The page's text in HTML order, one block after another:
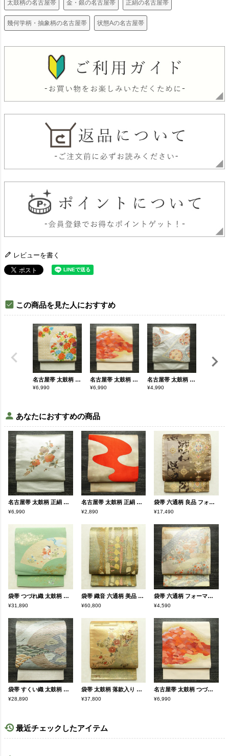
太鼓柄の名古屋帯 金・銀の名古屋帯 正絹の名古屋帯
幾何学柄・抽象柄の名古屋帯 状態Aの名古屋帯
レビューを書く
この商品を見た人におすすめ
名古屋帯 太鼓柄 正絹 花柄 松葉仕立て なごや帯 リサイクル帯 帯 金・銀
¥6,990
名古屋帯 太鼓柄 つづれ織 正絹 木の葉・植物柄 松葉仕立て なごや帯 リサイクル帯 帯 金糸 ベージュ
¥6,990
名古屋帯 太鼓柄 正絹 古典柄 名古屋仕立て なごや帯 リサイクル帯 帯 雪輪 引箔 金糸 金・銀
¥4,990
あなたにおすすめの商品
名古屋帯 太鼓柄 正絹 花柄 名古屋仕立て なごや帯 リサイクル帯 帯 箔 金彩 シンプル 金・銀
¥6,990
名古屋帯 太鼓柄 正絹 流水・波柄 名古屋仕立て 金・銀
¥2,890
袋帯 六通柄 良品 フォーマル用 正絹 幾何学柄・抽象柄 箔 金糸 帯 金・銀
¥17,490
袋帯 つづれ織 太鼓柄 美品 フォーマル用 正絹 人物・動物柄 箔 帯 入学式 卒業式 パステルカラー 金通し 緑・うぐいす色
¥31,890
袋帯 織音 六通柄 美品 フォーマル用 正絹 幾何学柄・抽象柄 箔 金糸 帯 金・銀
¥60,800
袋帯 六通柄 フォーマル用 正絹 古典柄 箔 金糸 帯 金・銀
¥4,590
袋帯 すくい織 太鼓柄 良品 夏用 フォーマル用 正絹 幾何学柄・抽象柄 帯 金・銀
¥28,890
袋帯 太鼓柄 落款入り フォーマル用 正絹 古典柄 箔 帯 金・銀
¥37,800
名古屋帯 太鼓柄 つづれ織 正絹 木の葉・植物柄 松葉仕立て なごや帯 リサイクル帯 帯 金糸 ベージュ
¥6,990
最近チェックしたアイテム